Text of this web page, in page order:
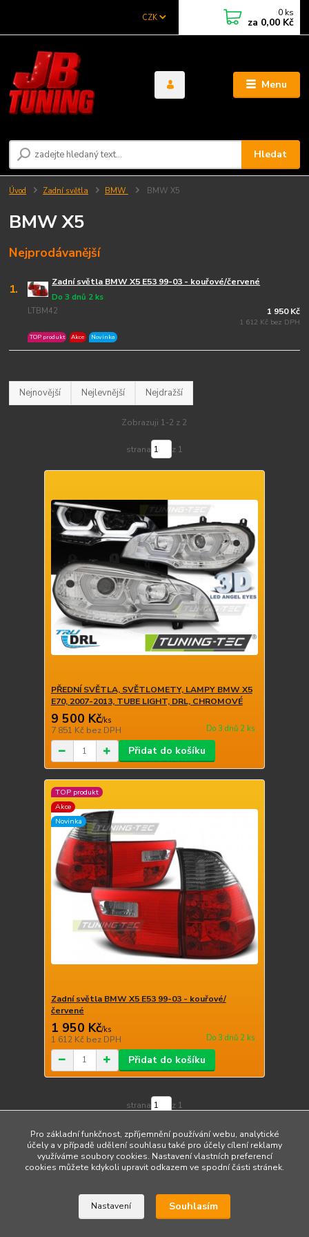
Menu
CZK
Hledat
0 ks
za 0,00 Kč
Úvod Zadní světla BMW BMW X5
BMW X5
Nejprodávanější
1. Zadní světla BMW X5 E53 99-03 - kouřové/červené
LTBM42
Do 3 dnů 2 ks
TOP produkt Akce Novinka
1 950 Kč
1 612 Kč bez DPH
Nejnovější Nejlevnější Nejdražší
Zobrazuji 1-2 z 2
strana z 1
PŘEDNÍ SVĚTLA, SVĚTLOMETY, LAMPY BMW X5
E70, 2007-2013, TUBE LIGHT, DRL, CHROMOVÉ
9 500 Kč/ks
7 851 Kč bez DPH Do 3 dnů 2 ks
Přidat do košíku
TOP produkt
Akce
Novinka
Zadní světla BMW X5 E53 99-03 - kouřové/
červené
1 950 Kč/ks
1 612 Kč bez DPH Do 3 dnů 2 ks
Přidat do košíku
strana z 1
Upravit sběr cookies.
Pro základní funkčnost, zpříjemnění používání webu, analytické
účely a v případě udělení souhlasu také pro účely cílení reklamy
využíváme soubory cookies. Nastavení vlastních preferencí
cookies můžete kdykoli upravit odkazem ve spodní části stránek.
Nastavení Souhlasím